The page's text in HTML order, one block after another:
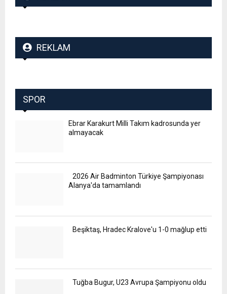
REKLAM
SPOR
Ebrar Karakurt Milli Takım kadrosunda yer
almayacak
2026 Air Badminton Türkiye Şampiyonası
Alanya'da tamamlandı
Beşiktaş, Hradec Kralove'u 1-0 mağlup etti
Tuğba Bugur, U23 Avrupa Şampiyonu oldu